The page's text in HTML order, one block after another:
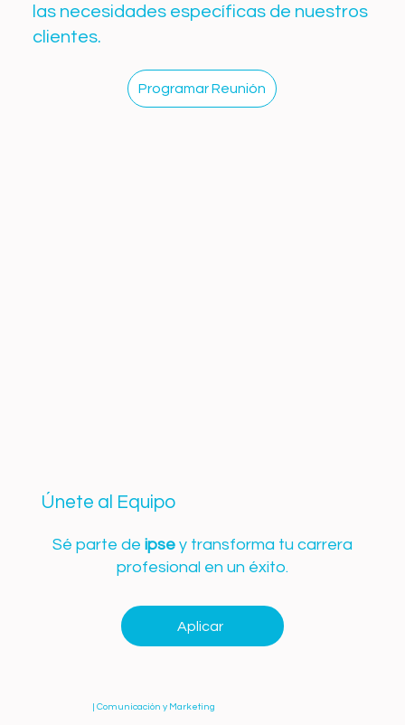
las necesidades específicas de nuestros
clientes.
Programar Reunión
Únete al Equipo
Sé parte de ipsey transforma tu carrera
profesional en un éxito.
Aplicar
| Comunicación y Marketing